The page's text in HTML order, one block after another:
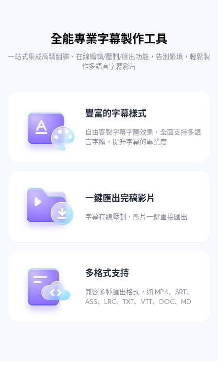
全能專業字幕製作工具
一站式集成高精翻譯、在線編輯/壓制/匯出功能，告別繁瑣，輕鬆製
作多語言字幕影片
豐富的字幕樣式
自由客製字幕字體效果，全面支持多語
言字體，提升字幕的專業度
一鍵匯出完稿影片
字幕在線壓制，影片一鍵直接匯出
多格式支持
兼容多種匯出格式，如 MP4、SRT、
ASS、LRC、TXT、VTT、DOC、MD